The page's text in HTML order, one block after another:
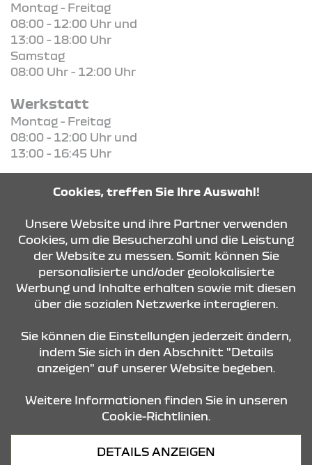
Montag - Freitag
08:00 - 12:00 Uhr und
13:00 - 18:00 Uhr
Samstag
08:00 Uhr - 12:00 Uhr
Werkstatt
Montag - Freitag
08:00 - 12:00 Uhr und
13:00 - 16:45 Uhr
KONTAKT & ANFAHRT
ÖFFNUNGSZEITEN
STANDORTE
Cookies, treffen Sie Ihre Auswahl!
Unsere Website und ihre Partner verwenden
Cookies, um die Besucherzahl und die Leistung
der Website zu messen. Somit können Sie
personalisierte und/oder geolokalisierte
Werbung und Inhalte erhalten sowie mit diesen
über die sozialen Netzwerke interagieren.
Sie können die Einstellungen jederzeit ändern,
indem Sie sich in den Abschnitt "Details
anzeigen" auf unserer Website begeben.
Weitere Informationen finden Sie in unseren
Cookie-Richtlinien.
DETAILS ANZEIGEN